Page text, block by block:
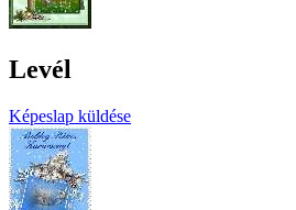
Levél
Képeslap küldése